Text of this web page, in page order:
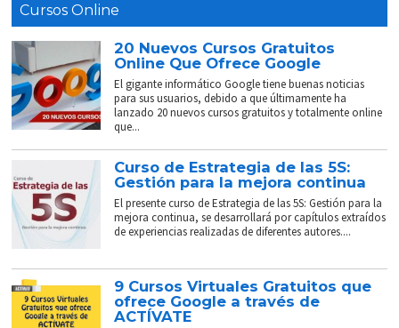
Cursos Online
20 Nuevos Cursos Gratuitos
Online Que Ofrece Google
El gigante informático Google tiene buenas noticias
para sus usuarios, debido a que últimamente ha
lanzado 20 nuevos cursos gratuitos y totalmente online
que...
Curso de Estrategia de las 5S:
Gestión para la mejora continua
El presente curso de Estrategia de las 5S: Gestión para la
mejora continua, se desarrollará por capítulos extraídos
de experiencias realizadas de diferentes autores....
9 Cursos Virtuales Gratuitos que
ofrece Google a través de
ACTÍVATE